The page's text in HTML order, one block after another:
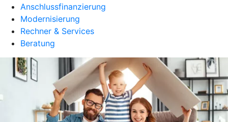
Anschlussfinanzierung
Modernisierung
Rechner & Services
Beratung